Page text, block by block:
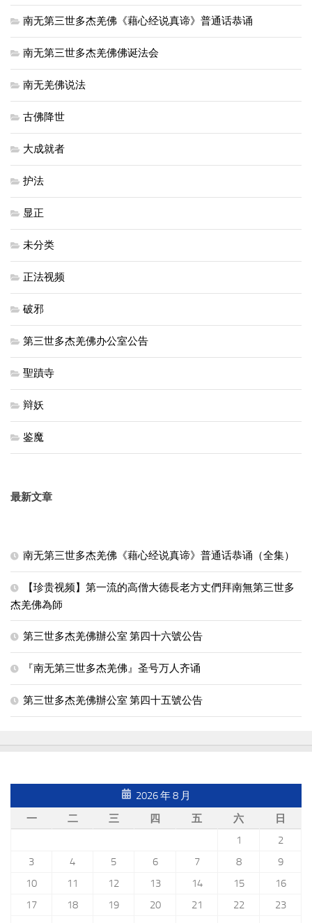
南无第三世多杰羌佛《藉心经说真谛》普通话恭诵
南无第三世多杰羌佛佛诞法会
南无羌佛说法
古佛降世
大成就者
护法
显正
未分类
正法视频
破邪
第三世多杰羌佛办公室公告
聖蹟寺
辩妖
鉴魔
最新文章
南无第三世多杰羌佛《藉心经说真谛》普通话恭诵（全集）
【珍贵视频】第一流的高僧大德長老方丈們拜南無第三世多
杰羌佛為師
第三世多杰羌佛辦公室 第四十六號公告
『南无第三世多杰羌佛』圣号万人齐诵
第三世多杰羌佛辦公室 第四十五號公告
2026 年 8 月
一
二 三 四 五 六
日
1
2
3
4 5 6 7 8
9
10
11 12 13 14 15
16
17
18 19 20 21 22
23